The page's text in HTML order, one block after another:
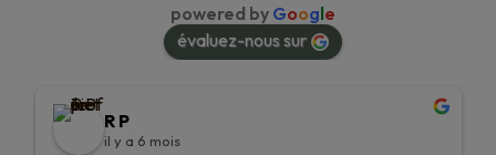
powered by Google
évaluez-nous sur
R P
il y a 6 mois